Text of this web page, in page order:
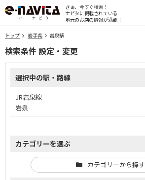
さぁ、今すぐ検索！
ナビタに掲載されている
地元のお店の情報が満載！
トップ 岩手県 岩泉駅
検索条件 設定・変更
選択中の駅・路線
JR岩泉線
岩泉
カテゴリーを選ぶ
カテゴリーから探す